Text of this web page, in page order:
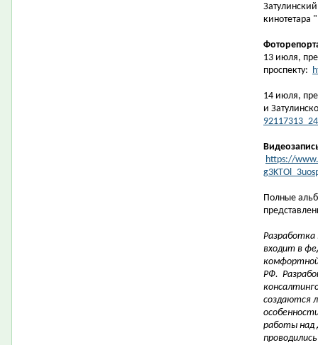
кинотетара
13 июля,
проспекту:
14 июля,
и
https://
Полные
входит в
РФ.
создаются
работы над